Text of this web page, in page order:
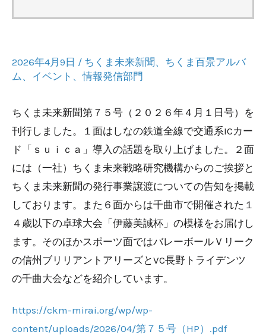
2026年4月9日 / ちくま未来新聞、 ちくま百景アルバ
ム 、 イベント 、情報発信部門
ちくま未来新聞第７５号（２０２６年４月１日号）を
刊行しました。１面はしなの鉄道全線で交通系ICカー
ド「ｓｕｉｃａ」導入の話題を取り上げました。２面
には（一社）ちくま未来戦略研究機構からのご挨拶と
ちくま未来新聞の発行事業譲渡についての告知を掲載
しております。また６面からは千曲市で開催された１
４歳以下の卓球大会「伊藤美誠杯」の模様をお届けし
ます。そのほかスポーツ面ではバレーボールＶリーク
の信州ブリリアントアリーズとVC長野トライデンツ
の千曲大会などを紹介しています。
https://ckm-mirai.org/wp/wp-
content/uploads/2026/04/第７５号（HP）.pdf